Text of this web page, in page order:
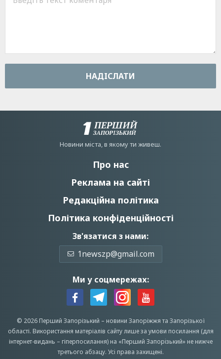
НАДIСЛАТИ
Новини мiста, в якому ти живеш.
Про нас
Реклама на сайті
Редакційна політика
Політика конфіденційності
Зв'язатися з нами:
1newszp@gmail.com
Ми у соцмережах:
© 2026 Перший Запорізький – новини Запоріжжята Запорізької
області. Використання матеріалів сайту лише за умови посилання (для
інтернет-видань – гіперпосилання) на «Перший Запорiзький» не нижче
третього абзацу. Усi права захищенi.